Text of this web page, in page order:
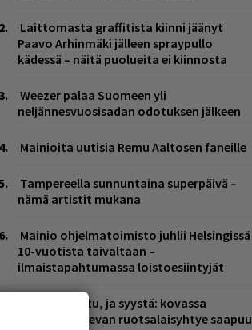
Laittomasta graffitista kiinni jäänyt
Paavo Arhinmäki jälleen spraypullo
kädessä – näitä puolueita ei kiinnosta
Weezer palaa Suomeen yli
neljännesvuosisadan odotuksen jälkeen
Mainioita uutisia Remu Aaltosen faneille
Tampereella sunnuntaina superpäivä –
nämä artistit mukana
Mainio ohjelmatoimisto juhlii Helsingissä
10-vuotista taivaltaan –
ilmaistapahtumassa loistoesiintyjät
Kent mainittu, ja syystä: kovassa
nosteessa olevan ruotsalaisyhtye saapuu